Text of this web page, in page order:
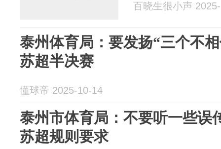
百晓生很小声
泰州体育局：要发扬“三个不
苏超半决赛
懂球帝 2025-10-14
泰州市体育局：不要听一些误
苏超规则要求